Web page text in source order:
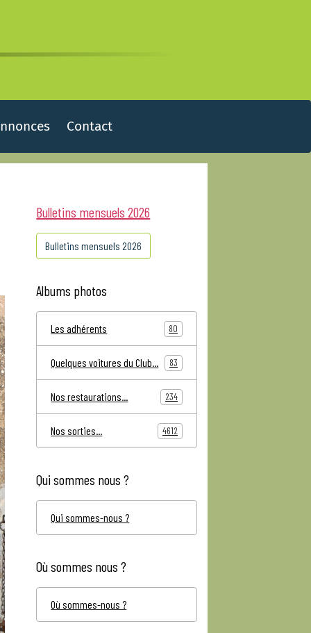
Contact
Bulletins mensuels 2026
Bulletins mensuels 2026
Albums photos
Les adhérents 80
Quelques voitures du Club... 83
Nos restaurations... 234
Nos sorties... 4612
Qui sommes nous ?
Qui sommes-nous ?
Où sommes nous ?
Où sommes-nous ?